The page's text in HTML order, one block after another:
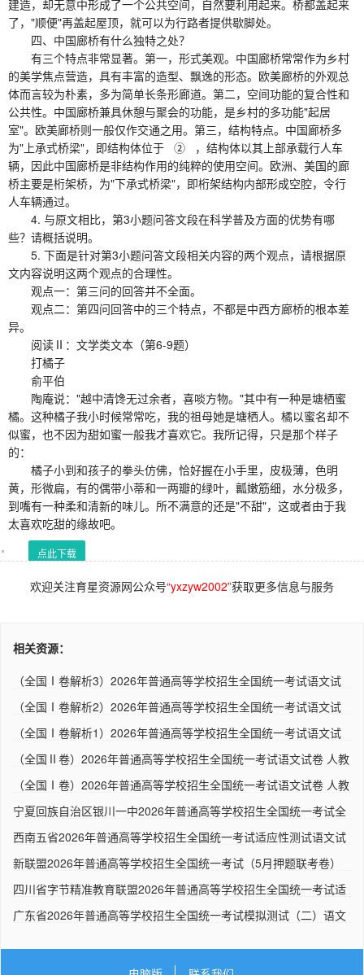
建造，却无意中形成了一个公共空间，自然要利用起来。桥都盖起来
了，"顺便"再盖起屋顶，就可以为行路者提供歇脚处。
四、中国廊桥有什么独特之处？
有三个特点非常显著。第一，形式美观。中国廊桥常常作为乡村
的美学焦点营造，具有丰富的造型、飘逸的形态。欧美廊桥的外观总
体而言较为朴素，多为简单长条形廊道。第二，空间功能的复合性和
公共性。中国廊桥兼具休憩与聚会的功能，是乡村的多功能"起居
室"。欧美廊桥则一般仅作交通之用。第三，结构特点。中国廊桥多
为"上承式桥梁"，即结构体位于 ② ，结构体以其上部承载行人车
辆，因此中国廊桥是非结构作用的纯粹的使用空间。欧洲、美国的廊
桥主要是桁架桥，为"下承式桥梁"，即桁架结构内部形成空腔，令行
人车辆通过。
4. 与原文相比，第3小题问答文段在科学普及方面的优势有哪
些？请概括说明。
5. 下面是针对第3小题问答文段相关内容的两个观点，请根据原
文内容说明这两个观点的合理性。
观点一：第三问的回答并不全面。
观点二：第四问回答中的三个特点，不都是中西方廊桥的根本差
异。
阅读Ⅱ：文学类文本（第6-9题）
打橘子
俞平伯
陶庵说："越中清馋无过余者，喜啖方物。"其中有一种是塘栖蜜
橘。这种橘子我小时候常常吃，我的祖母她是塘栖人。橘以蜜名却不
似蜜，也不因为甜如蜜一般我才喜欢它。我所记得，只是那个样子
的：
橘子小到和孩子的拳头仿佛，恰好握在小手里，皮极薄，色明
黄，形微扁，有的偶带小蒂和一两瓣的绿叶，瓤嫩筋细，水分极多，
到嘴有一种柔和清新的味儿。所不满意的还是"不甜"，这或者由于我
太喜欢吃甜的缘故吧。
点此下载
欢迎关注育星资源网公众号“yxzyw2002”获取更多信息与服务
相关资源：
（全国Ⅰ卷解析3）2026年普通高等学校招生全国统一考试语文试
（全国Ⅰ卷解析2）2026年普通高等学校招生全国统一考试语文试
（全国Ⅰ卷解析1）2026年普通高等学校招生全国统一考试语文试
（全国Ⅱ卷）2026年普通高等学校招生全国统一考试语文试卷 人教
（全国Ⅰ卷）2026年普通高等学校招生全国统一考试语文试卷 人教
宁夏回族自治区银川一中2026年普通高等学校招生全国统一考试全
西南五省2026年普通高等学校招生全国统一考试适应性测试语文试
新联盟2026年普通高等学校招生全国统一考试（5月押题联考卷）
四川省字节精准教育联盟2026年普通高等学校招生全国统一考试适
广东省2026年普通高等学校招生全国统一考试模拟测试（二）语文